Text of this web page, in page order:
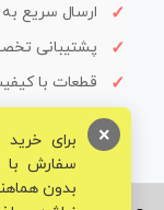
ارسال سریع
پشتیبانی
قطعات با
برای
سفارش با
بدون
×